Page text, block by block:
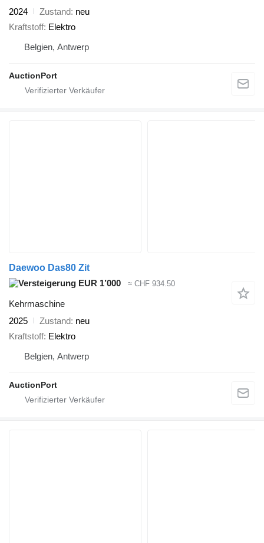
2024
Zustand neu
Kraftstoff Elektro
Belgien, Antwerp
AuctionPort
Daewoo Das80 Zit
EUR 1’000
≈ CHF 934.50
Kehrmaschine
2025
Zustand neu
Kraftstoff Elektro
Belgien, Antwerp
AuctionPort